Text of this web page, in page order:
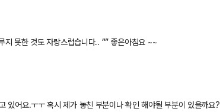
지 못한 것도 자랑스럽습니다.. “” 좋은아침요 ~~
있어요.ㅜㅜ 혹시 제가 놓친 부분이나 확인 해야될 부분이 있을까요?